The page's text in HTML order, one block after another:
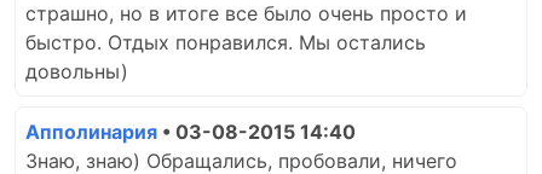
страшно, но в итоге все было очень просто и
быстро. Отдых понравился. Мы остались
довольны)
Апполинария • 03-08-2015 14:40
Знаю, знаю) Обращались, пробовали, ничего